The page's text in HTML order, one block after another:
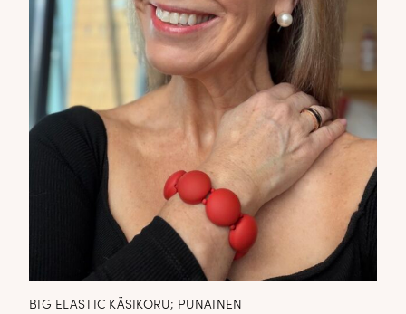
BIG ELASTIC KÄSIKORU; PUNAINEN